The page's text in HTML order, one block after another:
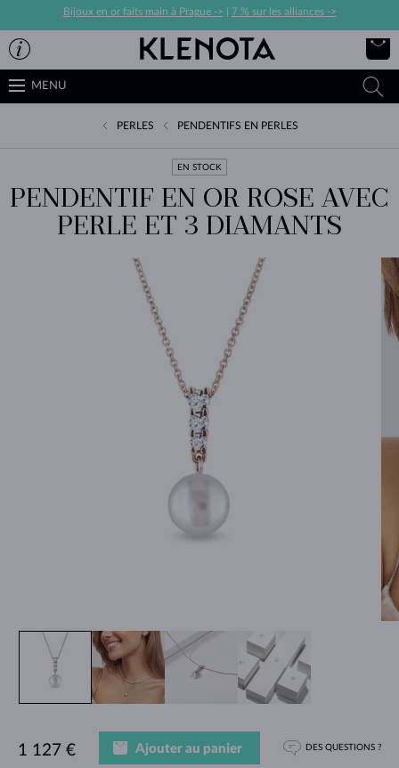
Bijoux en or faits main à Prague -> 7 % sur les alliances ->
MENU
PERLES PENDENTIFS EN PERLES
EN STOCK
PENDENTIF EN OR ROSE AVEC
PERLE ET 3 DIAMANTS
1 127 € Ajouter au panier DES QUESTIONS ?